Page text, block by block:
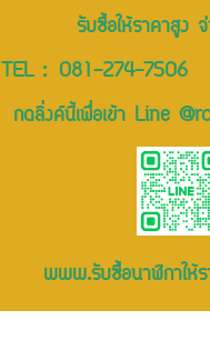
รับซื้อให้ราคาสูง
TEL : 081-274-7506
กดลิ่งค์นี้เพื่อเข้า Line
www.รับซื้อนาฬิกาให้